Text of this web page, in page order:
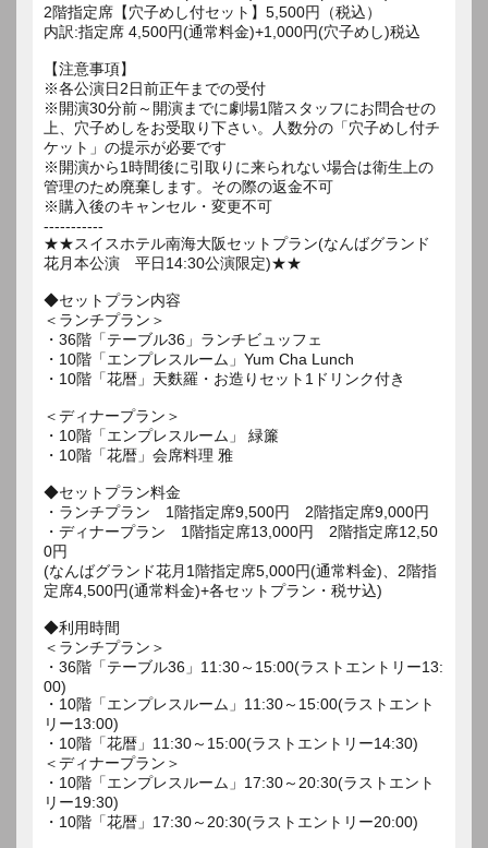
2階指定席【穴子めし付セット】5,500円（税込）
内訳:指定席 4,500円(通常料金)+1,000円(穴子めし)税込
【注意事項】
※各公演日2日前正午までの受付
※開演30分前～開演までに劇場1階スタッフにお問合せの
上、穴子めしをお受取り下さい。人数分の「穴子めし付チ
ケット」の提示が必要です
※開演から1時間後に引取りに来られない場合は衛生上の
管理のため廃棄します。その際の返金不可
※購入後のキャンセル・変更不可
-----------
★★スイスホテル南海大阪セットプラン(なんばグランド
花月本公演 平日14:30公演限定)★★
◆セットプラン内容
＜ランチプラン＞
・36階「テーブル36」ランチビュッフェ
・10階「エンプレスルーム」Yum Cha Lunch
・10階「花暦」天麩羅・お造りセット1ドリンク付き
＜ディナープラン＞
・10階「エンプレスルーム」 緑簾
・10階「花暦」会席料理 雅
◆セットプラン料金
・ランチプラン 1階指定席9,500円 2階指定席9,000円
・ディナープラン 1階指定席13,000円 2階指定席12,50
0円
(なんばグランド花月1階指定席5,000円(通常料金)、2階指
定席4,500円(通常料金)+各セットプラン・税サ込)
◆利用時間
＜ランチプラン＞
・36階「テーブル36」11:30～15:00(ラストエントリー13:
00)
・10階「エンプレスルーム」11:30～15:00(ラストエント
リー13:00)
・10階「花暦」11:30～15:00(ラストエントリー14:30)
＜ディナープラン＞
・10階「エンプレスルーム」17:30～20:30(ラストエント
リー19:30)
・10階「花暦」17:30～20:30(ラストエントリー20:00)